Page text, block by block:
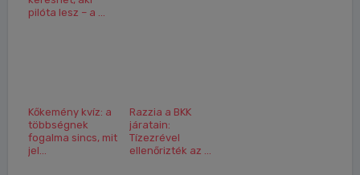
pilóta lesz – a ...
Kőkemény kvíz: a
többségnek
fogalma sincs, mit
jel...
Razzia a BKK
járatain:
Tízezrével
ellenőrizték az ...